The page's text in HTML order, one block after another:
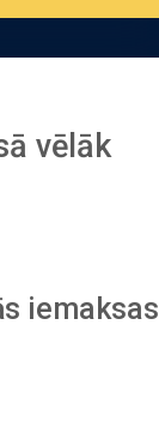
vēlāk
iemaksas